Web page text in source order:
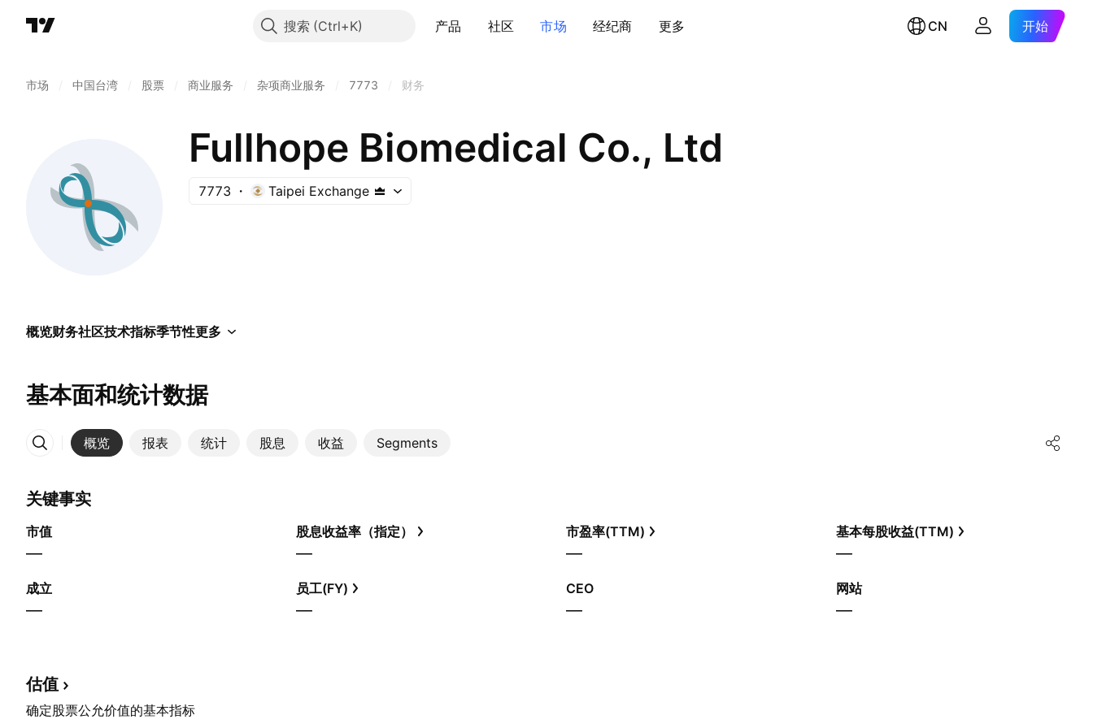
搜索 产品 社区 市场 经纪商 更多 CN 开始
市场 中国台湾 股票 商业服务 杂项商业服务 7773 财务
Fullhope Biomedical Co., Ltd
7773 Taipei Exchange
概览财务社区技术指标季节性更多
基本面和统计数据
概览 报表 统计 股息 收益 Segments
更多
关键事实
市值
—
股息收益率（指定）
—
市盈率(TTM)
—
基本每股收益(TTM)
—
成立
—
员工(FY)
—
CEO
—
网站
—
估值
确定股票公允价值的基本指标